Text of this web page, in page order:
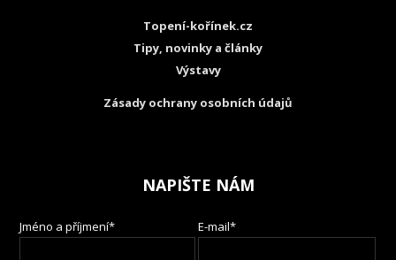
Topení-kořínek.cz
Tipy, novinky a články
Výstavy
Zásady ochrany osobních údajů
NAPIŠTE NÁM
Jméno a příjmení* E-mail*